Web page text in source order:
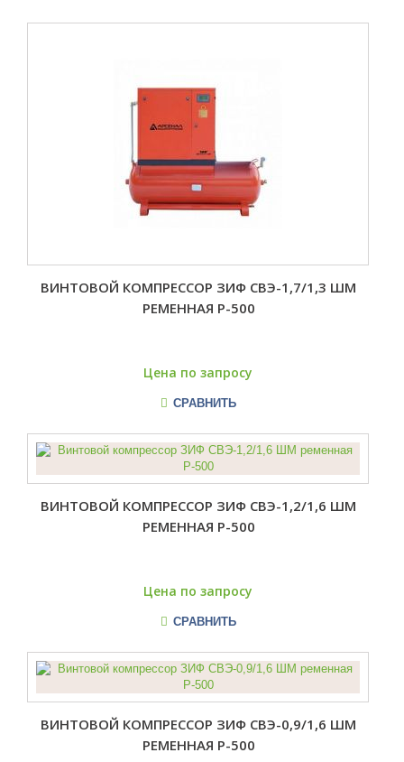
ВИНТОВОЙ КОМПРЕССОР ЗИФ СВЭ-1,7/1,3 ШМ
РЕМЕННАЯ Р-500
Цена по запросу
СРАВНИТЬ
ВИНТОВОЙ КОМПРЕССОР ЗИФ СВЭ-1,2/1,6 ШМ
РЕМЕННАЯ Р-500
Цена по запросу
СРАВНИТЬ
ВИНТОВОЙ КОМПРЕССОР ЗИФ СВЭ-0,9/1,6 ШМ
РЕМЕННАЯ Р-500